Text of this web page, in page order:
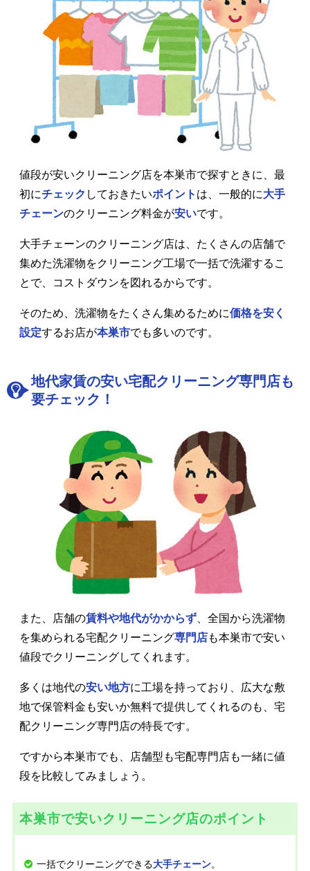
値段が安いクリーニング店を本巣市で探すときに、最
初にチェック しておきたいポイント は、一般的に大手
チェーンのクリーニング料金が安いです。
大手チェーンのクリーニング店は、たくさんの店舗で
集めた洗濯物をクリーニング工場で一括で洗濯するこ
とで、コストダウンを図れるからです。
そのため、洗濯物をたくさん集めるために価格を安く
設定するお店が本巣市でも多いのです。
地代家賃の安い宅配クリーニング専門店も
要チェック！
また、店舗の賃料や地代がかからず 、全国から洗濯物
を集められる宅配クリーニング専門店も本巣市で安い
値段でクリーニングしてくれます。
多くは地代の安い地方に工場を持っており、広大な敷
地で保管料金も安いか無料で提供してくれるのも、宅
配クリーニング専門店の特長です。
ですから本巣市でも、店舗型も宅配専門店も一緒に値
段を比較してみましょう。
本巣市で安いクリーニング店のポイント
一括でクリーニングできる大手チェーン。